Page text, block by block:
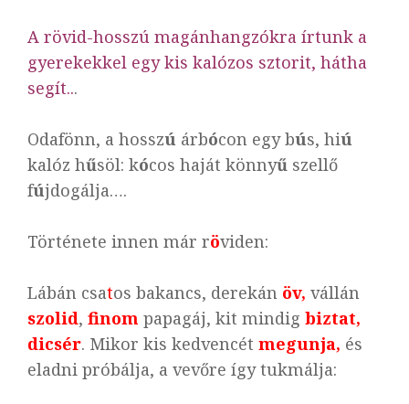
A rövid-hosszú magánhangzókra írtunk a
gyerekekkel egy kis kalózos sztorit, hátha
segít...
Odafönn, a hosszú árbócon egy bús, hiú
kalóz hűsöl: kócos haját könnyű szellő
fújdogálja….
Története innen már röviden:
Lábán csatos bakancs, derekán öv, vállán
szolid, finom papagáj, kit mindig biztat,
dicsér. Mikor kis kedvencét megunja, és
eladni próbálja, a vevőre így tukmálja: